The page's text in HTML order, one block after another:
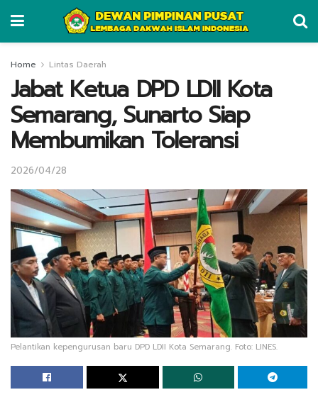
Home Lintas Daerah
Jabat Ketua DPD LDII Kota
Semarang, Sunarto Siap
Membumikan Toleransi
2026/04/28
Pelantikan kepengurusan baru DPD LDII Kota Semarang. Foto: LINES.